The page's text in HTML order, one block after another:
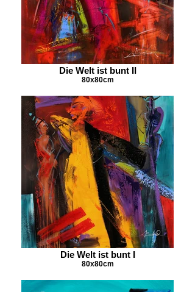
Die Welt ist bunt II
80x80cm
Die Welt ist bunt I
80x80cm